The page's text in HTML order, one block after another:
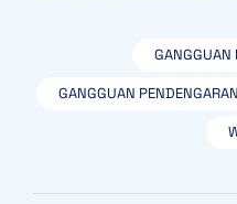
GANGGUAN
GANGGUAN